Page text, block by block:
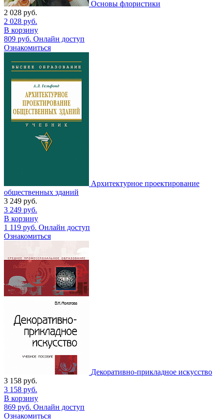
Основы флористики
2 028 руб.
2 028 руб.
В корзину
809 руб. Онлайн доступ
Ознакомиться
Архитектурное проектирование
общественных зданий
3 249 руб.
3 249 руб.
В корзину
1 119 руб. Онлайн доступ
Ознакомиться
Декоративно-прикладное искусство
3 158 руб.
3 158 руб.
В корзину
869 руб. Онлайн доступ
Ознакомиться